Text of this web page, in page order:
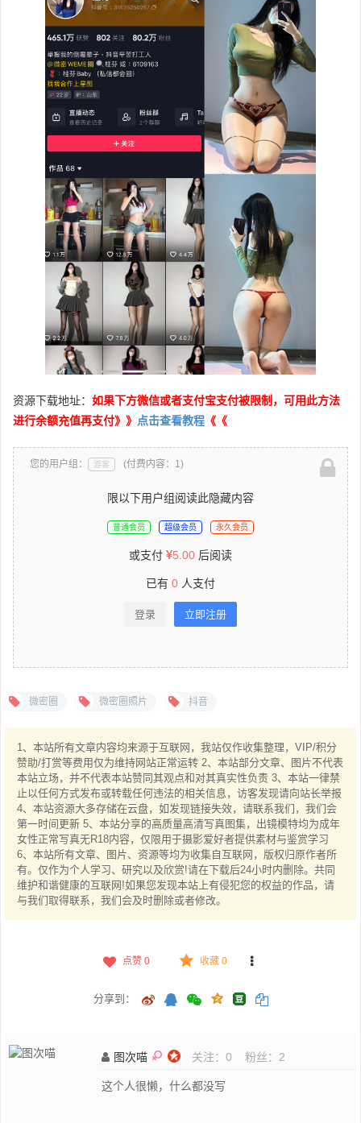
资源下载地址： 如果下方微信或者支付宝支付被限制，可用此方法
进行余额充值再支付》》 点击查看教程 《《
您的用户组： 游客 (付费内容：1)
限以下用户组阅读此隐藏内容
普通会员 超级会员 永久会员
或支付 5.00 后阅读
已有 0 人支付
登录 立即注册
微密圈 微密圈照片 抖音
1、本站所有文章内容均来源于互联网，我站仅作收集整理，VIP/积分
赞助/打赏等费用仅为维持网站正常运转 2、本站部分文章、图片不代表
本站立场，并不代表本站赞同其观点和对其真实性负责 3、本站一律禁
止以任何方式发布或转载任何违法的相关信息，访客发现请向站长举报
4、本站资源大多存储在云盘，如发现链接失效，请联系我们，我们会
第一时间更新 5、本站分享的高质量高清写真图集，出镜模特均为成年
女性正常写真无R18内容，仅限用于摄影爱好者提供素材与鉴赏学习
6、本站所有文章、图片、资源等均为收集自互联网，版权归原作者所
有。仅作为个人学习、研究以及欣赏!请在下载后24小时内删除。共同
维护和谐健康的互联网!如果您发现本站上有侵犯您的权益的作品，请
与我们取得联系，我们会及时删除或者修改。
点赞 0 收藏 0
分享到：
图次喵 关注： 0 粉丝： 2
这个人很懒，什么都没写